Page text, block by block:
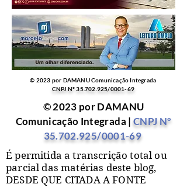
© 2023 por DAMANU Comunicação Integrada
CNPJ Nº35.702.925/0001-69
© 2023 por DAMANU
Comunicação Integrada | CNPJ Nº
35.702.925/0001-69
É permitida a transcrição total ou
parcial das matérias deste blog,
DESDE QUE CITADA A FONTE